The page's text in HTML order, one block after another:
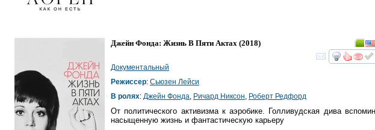
Джейн Фонда: Жизнь В Пяти Актах (2018)
Документальный
Режиссер: Сьюзен Лейси
В ролях: Джейн Фонда, Ричард Никсон, Роберт Редфорд
От политического активизма к аэробике. Голливудская дива
насыщенную жизнь и фантастическую карьеру